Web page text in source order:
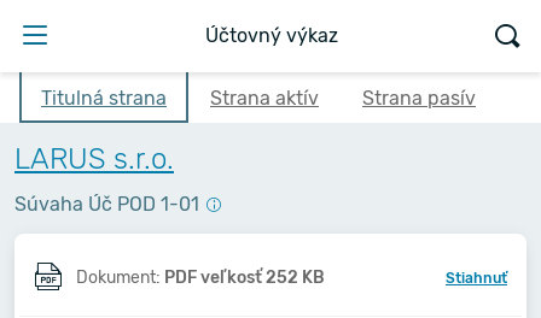
Účtovný výkaz
Titulná strana Strana aktív Strana pasív
LARUS s.r.o.
Súvaha Úč POD 1-01
Dokument: PDF veľkosť 252 KB Stiahnuť